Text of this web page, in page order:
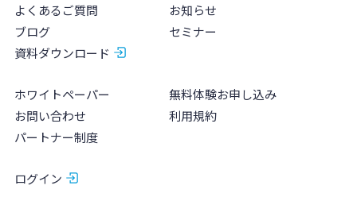
よくあるご質問
お知らせ
ブログ
セミナー
資料ダウンロード
ホワイトペーパー
無料体験お申し込み
お問い合わせ
利用規約
パートナー制度
ログイン